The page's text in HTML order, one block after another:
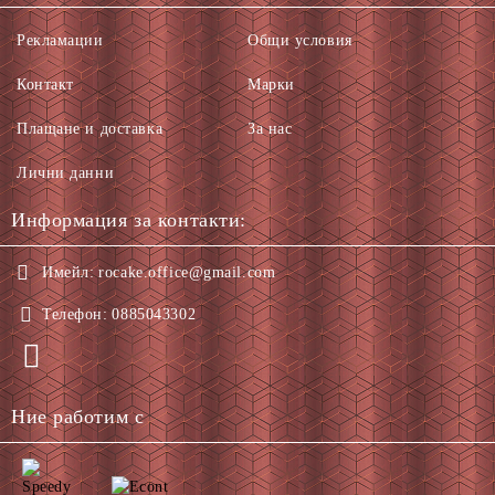
Рекламации
Контакт
Плащане и доставка
Лични данни
Общи условия
Марки
За нас
Информация за контакти:
Имейл: rocake.office@gmail.com
Телефон: 0885043302
Ние работим с